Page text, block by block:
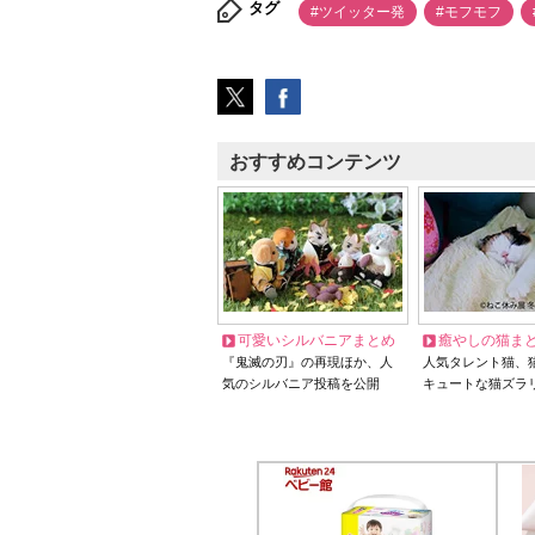
タグ #ツイッター発 #モフモフ
おすすめコンテンツ
可愛いシルバニアまとめ
『鬼滅の刃』の再現ほか、人
気のシルバニア投稿を公開
癒やしの猫ま
人気タレント猫
キュートな猫ズラ